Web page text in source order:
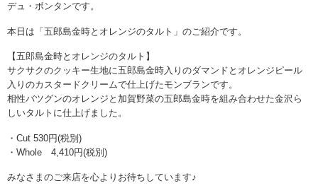
デュ・ボンタンです。
本日は「五郎島金時とオレンジのタルト」のご紹介です。
【五郎島金時とオレンジのタルト】
サクサクのクッキー生地に五郎島金時入りのダマンドとオレンジピール
入りのカスタードクリームで仕上げたモンブランです。
相性バツグンのオレンジと加賀野菜の五郎島金時を組み合わせた金沢ら
しいタルトに仕上げました。
・Cut 530円(税別)
・Whole 4,410円(税別)
みなさまのご来店を心よりお待ちしています♪